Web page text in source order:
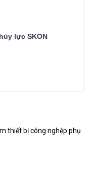
lực SKON
thiết bị công nghệp phụ